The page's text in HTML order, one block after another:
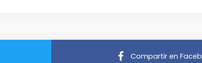
Compartir en